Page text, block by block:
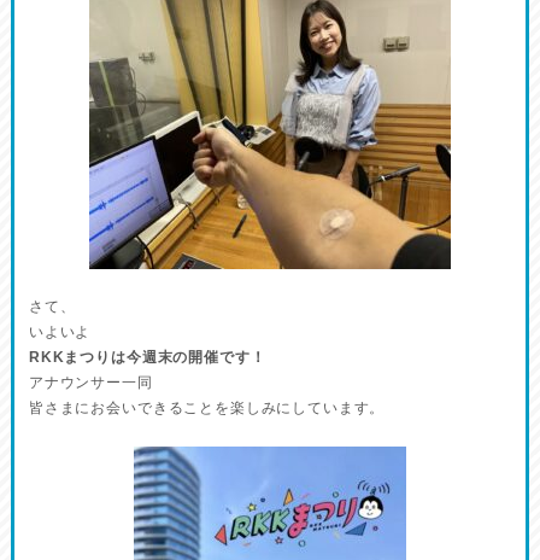
さて、
いよいよ
RKKまつりは今週末の開催です！
アナウンサー一同
皆さまにお会いできることを楽しみにしています。